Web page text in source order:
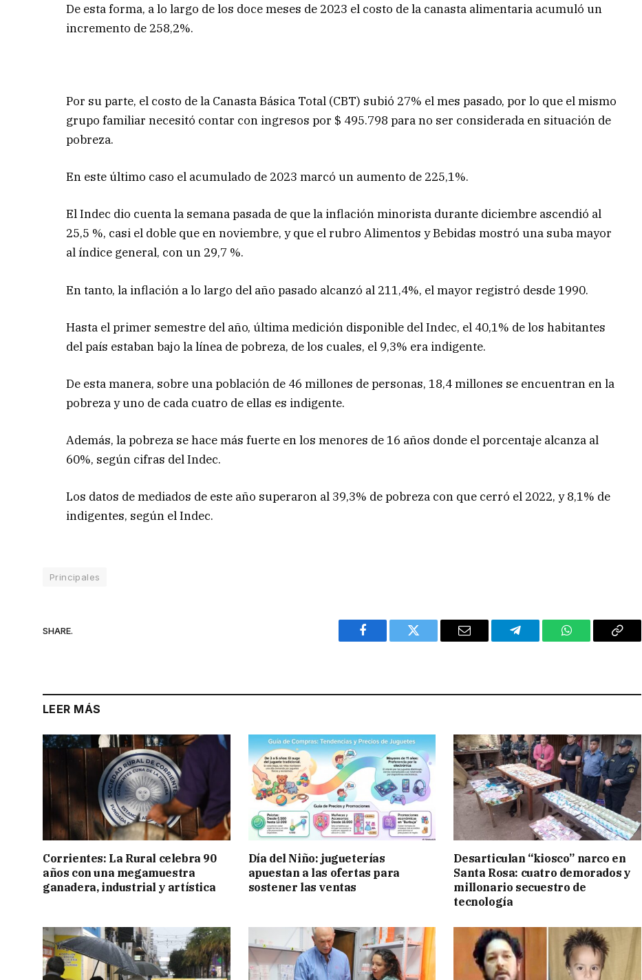
De esta forma, a lo largo de los doce meses de 2023 el costo de la canasta alimentaria acumuló un
incremento de 258,2%.
Por su parte, el costo de la Canasta Básica Total (CBT) subió 27% el mes pasado, por lo que el mismo
grupo familiar necesitó contar con ingresos por $ 495.798 para no ser considerada en situación de
pobreza.
En este último caso el acumulado de 2023 marcó un aumento de 225,1%.
El Indec dio cuenta la semana pasada de que la inflación minorista durante diciembre ascendió al
25,5 %, casi el doble que en noviembre, y que el rubro Alimentos y Bebidas mostró una suba mayor
al índice general, con un 29,7 %.
En tanto, la inflación a lo largo del año pasado alcanzó al 211,4%, el mayor registró desde 1990.
Hasta el primer semestre del año, última medición disponible del Indec, el 40,1% de los habitantes
del país estaban bajo la línea de pobreza, de los cuales, el 9,3% era indigente.
De esta manera, sobre una población de 46 millones de personas, 18,4 millones se encuentran en la
pobreza y uno de cada cuatro de ellas es indigente.
Además, la pobreza se hace más fuerte en los menores de 16 años donde el porcentaje alcanza al
60%, según cifras del Indec.
Los datos de mediados de este año superaron al 39,3% de pobreza con que cerró el 2022, y 8,1% de
indigentes, según el Indec.
Principales
SHARE.
Facebook Twitter Email Telegram WhatsAppCopy
LEER MÁS
Corrientes: La Rural celebra 90
años con una megamuestra
ganadera, industrial y artística
Día del Niño: jugueterías
apuestan a las ofertas para
sostener las ventas
Desarticulan “kiosco” narco en
Santa Rosa: cuatro demorados y
millonario secuestro de
tecnología